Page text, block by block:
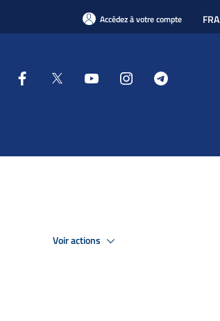
Accédez à votre compte FRA
Voir actions